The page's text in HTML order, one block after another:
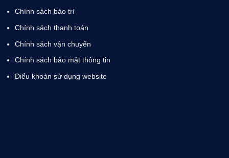
Chính sách bảo trì
Chính sách thanh toán
Chính sách vận chuyển
Chính sách bảo mật thông tin
Điểu khoản sử dụng website